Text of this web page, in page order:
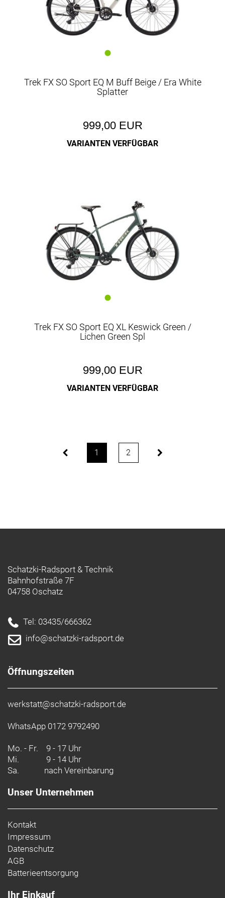
Trek FX SO Sport EQ M Buff Beige / Era White
Splatter
999,00 EUR
VARIANTEN VERFÜGBAR
Trek FX SO Sport EQ XL Keswick Green /
Lichen Green Spl
999,00 EUR
VARIANTEN VERFÜGBAR
1 2
Schatzki-Radsport & Technik
Bahnhofstraße 7F
04758 Oschatz
Tel: 03435/666362
info@schatzki-radsport.de
Öffnungszeiten
werkstatt@schatzki-radsport.de
WhatsApp 0172 9792490
Mo. - Fr. 9 - 17 Uhr
Mi.
9 - 14 Uhr
Sa.
nach Vereinbarung
Unser Unternehmen
Kontakt
Impressum
Datenschutz
AGB
Batterieentsorgung
Ihr Einkauf